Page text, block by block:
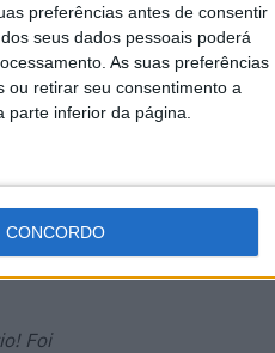
preferências antes de consentir
seus dados pessoais poderá
As suas preferências
ou retirar seu consentimento a
parte inferior da página.
CONCORDO
Foi